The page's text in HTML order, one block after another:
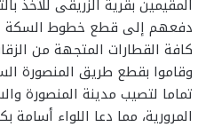
دفعهم إلى قطع خطوط السكة
كافة القطارات المتجهة من
وقاموا بقطع طريق المنصورة
تماما لتصيب مدينة المنصورة
المرورية، مما دعا اللواء أسامة